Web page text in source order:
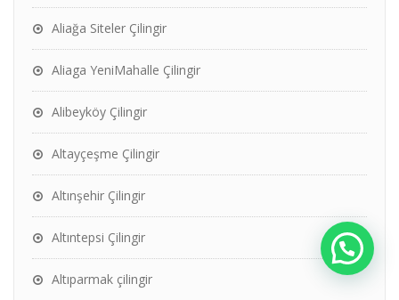
Aliağa Siteler Çilingir
Aliaga YeniMahalle Çilingir
Alibeyköy Çilingir
Altayçeşme Çilingir
Altınşehir Çilingir
Altıntepsi Çilingir
Altıparmak çilingir